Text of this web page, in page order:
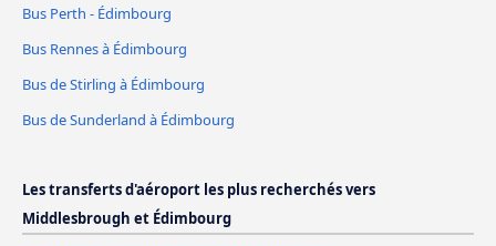
Bus Perth - Édimbourg
Bus Rennes à Édimbourg
Bus de Stirling à Édimbourg
Bus de Sunderland à Édimbourg
Les transferts d'aéroport les plus recherchés vers
Middlesbrough et Édimbourg